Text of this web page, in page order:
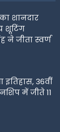
शानदार
शूटिंग
जीता स्वर्ण
इतिहास, 36वीं
में जीते 11